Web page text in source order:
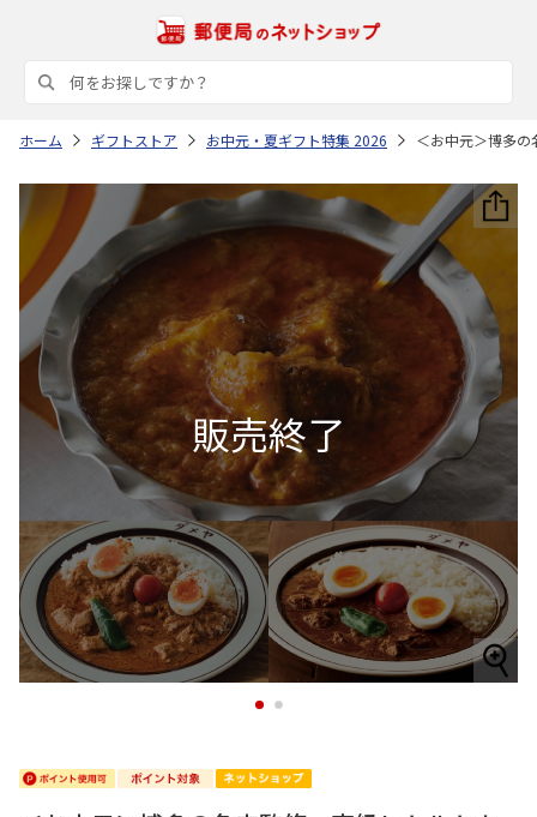
ホーム ギフトストア お中元・夏ギフト特集 2026 ＜お中元＞博多
1 2